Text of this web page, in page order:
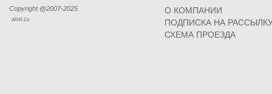
Copyright @2007-2025
ARM Llc
О КОМПАНИИ
ПОДПИСКА НА
СХЕМА ПРОЕЗДА